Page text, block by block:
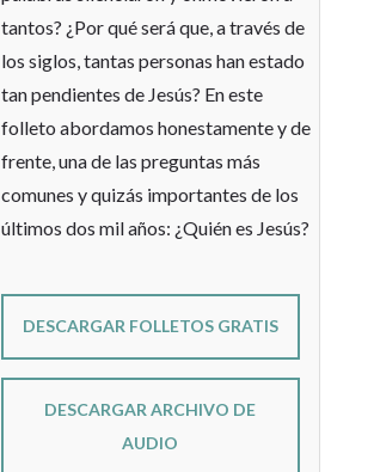
tantos? ¿Por qué será que, a través de
los siglos, tantas personas han estado
tan pendientes de Jesús? En este
folleto abordamos honestamente y de
frente, una de las preguntas más
comunes y quizás importantes de los
últimos dos mil años: ¿Quién es Jesús?
DESCARGAR FOLLETOS GRATIS
DESCARGAR ARCHIVO DE
AUDIO